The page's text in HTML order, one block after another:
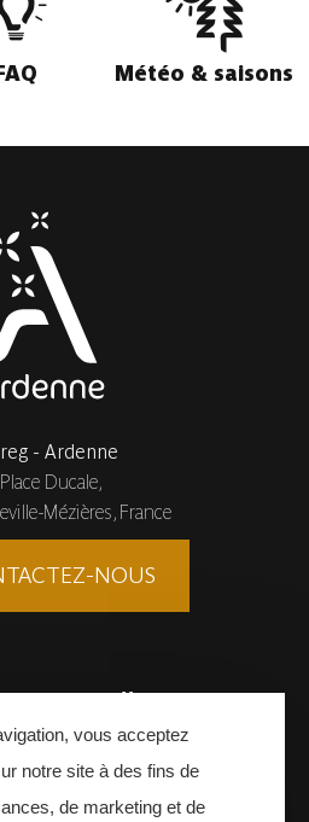
Météo & saisons
- Ardenne
Ducale,
Mézières, France
NOUS
Instagram Youtube
vous acceptez
notre site à des fins de
de marketing et de